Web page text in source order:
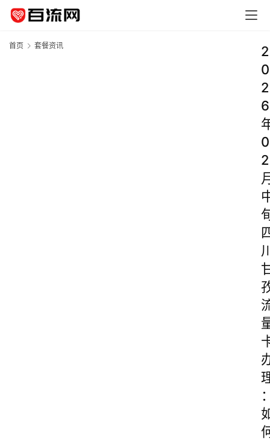
首页 套餐资讯
2
0
2
6
0
2